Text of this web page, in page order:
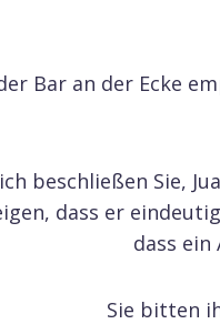
Bar an der Ecke
beschließen Sie,
dass er
dass ein
Sie bitten